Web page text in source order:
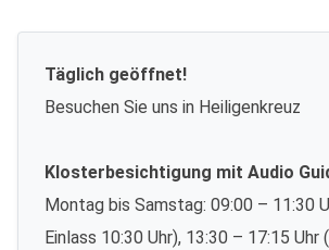
Täglich geöffnet!
Besuchen Sie uns in Heiligenkreuz
Klosterbesichtigung mit Audio
Montag bis Samstag: 09:00 – 11:30
Einlass 10:30 Uhr), 13:30 – 17:15